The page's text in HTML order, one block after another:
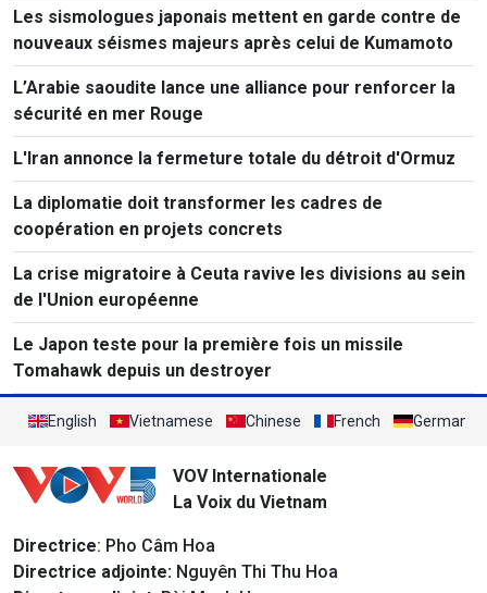
Les sismologues japonais mettent en garde contre de
nouveaux séismes majeurs après celui de Kumamoto
L’Arabie saoudite lance une alliance pour renforcer la
sécurité en mer Rouge
L'Iran annonce la fermeture totale du détroit d'Ormuz
La diplomatie doit transformer les cadres de
coopération en projets concrets
La crise migratoire à Ceuta ravive les divisions au sein
de l'Union européenne
Le Japon teste pour la première fois un missile
Tomahawk depuis un destroyer
English Vietnamese Chinese French German
VOV Internationale
La Voix du Vietnam
Directrice: Pho Câm Hoa
Directrice adjointe: Nguyên Thi Thu Hoa